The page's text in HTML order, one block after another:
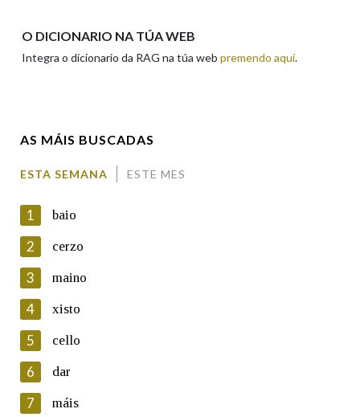
En cumprimento da normativa vixente en materia de
Protección de Datos de Carácter Persoal, a Real Academia
Galega informa a aqueles usuarios que faciliten o seu correo
electrónico, así como calquera outra información de carácter
persoal, que estes datos serán obxecto de tratamento
automatizado de carácter confidencial e incorporados aos seus
ficheiros informáticos. Así mesmo, os usuarios poderán exercer o
seu dereito de acceso, rectificación, oposición e cancelación dos
seus datos poñéndose en contacto connosco.
O DICIONARIO NA TÚA WEB
Integra o dicionario da RAG na túa web premendo aquí.
AS MÁIS BUSCADAS
ESTA SEMANA ESTE MES
1 baio
2 cerzo
3 maino
4 xisto
5 cello
6 dar
7 máis